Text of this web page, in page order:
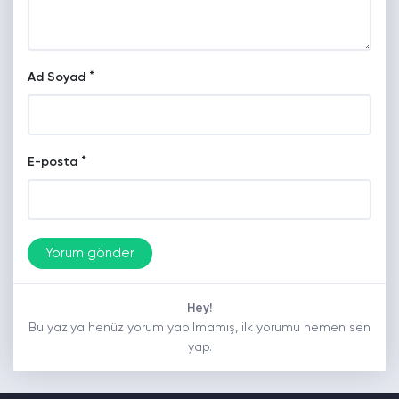
Ad Soyad *
E-posta *
Hey!
Bu yazıya henüz yorum yapılmamış, ilk yorumu hemen sen
yap.